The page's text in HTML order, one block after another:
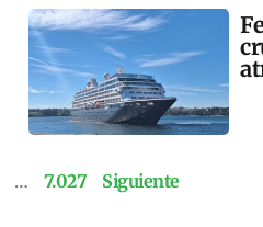
… 7.027 Siguiente